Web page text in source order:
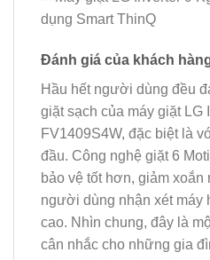
Đánh giá của khách
Hầu hết người dùng đều
giặt sạch của máy giặt LG
FV1409S4W, đặc biệt là
đầu. Công nghệ giặt 6
bảo vệ tốt hơn, giảm xoắn
người dùng nhận xét máy
cao. Nhìn chung, đây là
cân nhắc cho những gia